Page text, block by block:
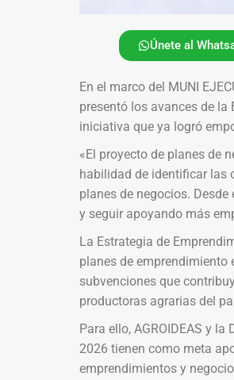
Únete al
En el marco del MUNI
presentó los avances de la
iniciativa que ya logró
«El proyecto de planes de
habilidad de identificar las
planes de negocios.
y seguir apoyando más
La Estrategia de
planes de emprendimiento
subvenciones que
productoras agrarias del
Para ello, AGROIDEAS y
2026 tienen como meta
emprendimientos y